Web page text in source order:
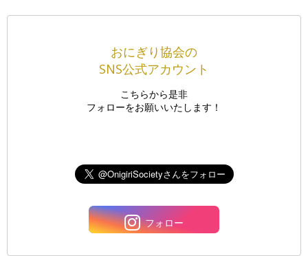
おにぎり協会の
SNS公式アカウント
こちらから是非
フォローをお願いいたします！
フォロー